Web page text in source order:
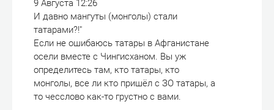
9 Августа 12:26
И давно мангуты (монголы) стали
татарами?!"
Если не ошибаюсь татары в Афганистане
осели вместе с Чингисханом. Вы уж
определитесь там, кто татары, кто
монголы, все ли кто пришёл с ЗО татары, а
то чесслово как-то грустно с вами.